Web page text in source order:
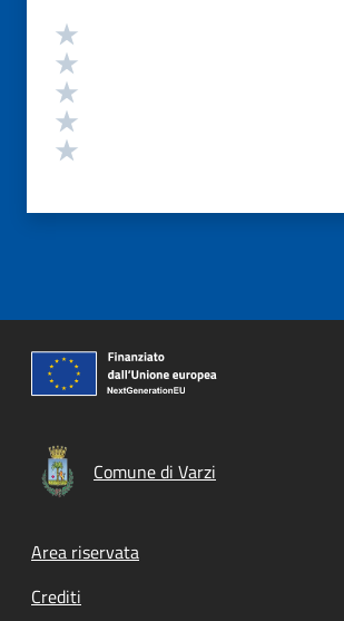
Valutazione
Comune di Varzi
Footer menu
Area riservata
Crediti